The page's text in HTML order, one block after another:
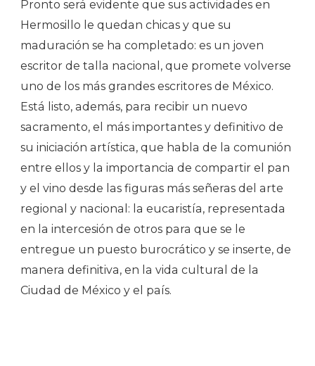
Pronto será evidente que sus actividades en
Hermosillo le quedan chicas y que su
maduración se ha completado: es un joven
escritor de talla nacional, que promete volverse
uno de los más grandes escritores de México.
Está listo, además, para recibir un nuevo
sacramento, el más importantes y definitivo de
su iniciación artística, que habla de la comunión
entre ellos y la importancia de compartir el pan
y el vino desde las figuras más señeras del arte
regional y nacional: la eucaristía, representada
en la intercesión de otros para que se le
entregue un puesto burocrático y se inserte, de
manera definitiva, en la vida cultural de la
Ciudad de México y el país.